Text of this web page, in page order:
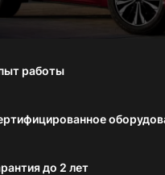
работы
до 2 лет